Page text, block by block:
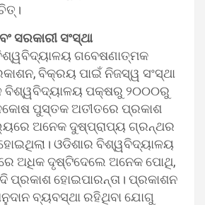
ସରକାରୀ ସଂସ୍ଥା
ଗବେଷଣାତ୍ମକ
ବିକ୍ରୟ ପାଇଁ ନିଜସ୍ୱ ସଂସ୍ଥା
ବିଶ୍ୱବିଦ୍ୟାଳୟ ପକ୍ଷରୁ ୨୦୦୦ରୁ
ପୁସ୍ତକ ଅତୀତରେ ପ୍ରକାଶ
ଅନେକ ଦୁଷ୍ପ୍ରାପ୍ୟ ଗ୍ରନ୍ଥର
ଓଡିଶାର ବିଶ୍ୱବିଦ୍ୟାଳୟ
ଅଧିକ ଦୃଷ୍ଟିଦେଲେ ଅନେକ ପୋଥି,
ପ୍ରକାଶ ହୋଇପାରନ୍ତା। ପ୍ରକାଶନ
ବ୍ୟବସ୍ଥା ରହିଥିବା ଯୋଗୁ